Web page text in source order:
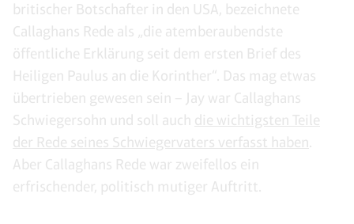
britischer Botschafter in den USA, bezeichnete
Callaghans Rede als „die atemberaubendste
öffentliche Erklärung seit dem ersten Brief des
Heiligen Paulus an die Korinther“. Das mag etwas
übertrieben gewesen sein – Jay war Callaghans
Schwiegersohn und soll auch die wichtigsten Teile
der Rede seines Schwiegervaters verfasst haben
Aber Callaghans Rede war zweifellos ein
erfrischender, politisch mutiger Auftritt.